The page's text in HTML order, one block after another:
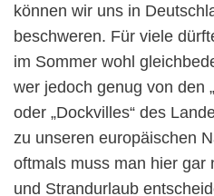
können wir uns in
beschweren. Für viele
im Sommer wohl
wer jedoch genug von den
oder „Dockvilles“ des
zu unseren europäischen
oftmals muss man hier gar
und Strandurlaub